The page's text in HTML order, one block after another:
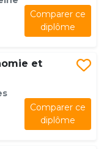
Comparer ce
diplôme
et
Comparer ce
diplôme